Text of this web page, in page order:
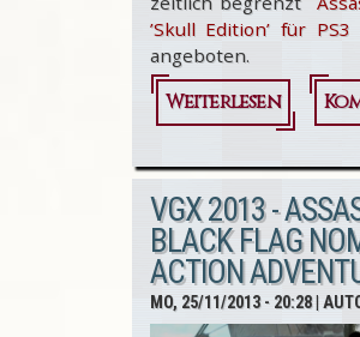
’Skull Edition’ für
angeboten.
Weiterlesen
über
Creed 4
'Skull
Edition'
heute
VGX 2013 -
BLACK FLAG
ACTION
MO, 25/11/2013 - 20:28|